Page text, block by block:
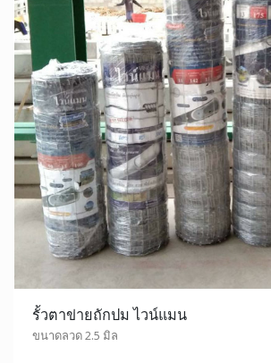
รั้วตาข่ายถักปม ไวน์แมน
ขนาดลวด 2.5 มิล